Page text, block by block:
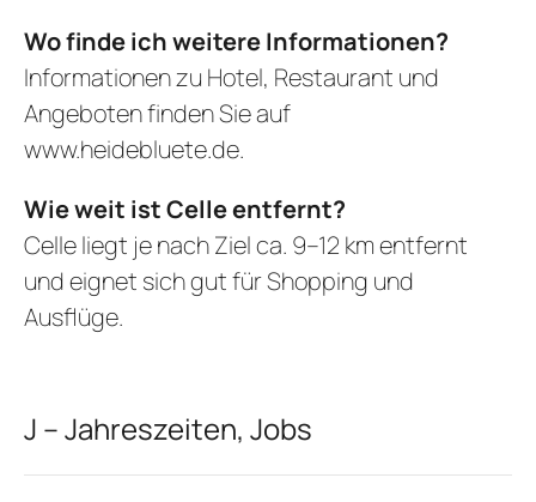
Wo finde ich weitere Informationen?
Informationen zu Hotel, Restaurant und
Angeboten finden Sie auf
www.heidebluete.de.
Wie weit ist Celle entfernt?
Celle liegt je nach Ziel ca. 9–12 km entfernt
und eignet sich gut für Shopping und
Ausflüge.
J – Jahreszeiten, Jobs